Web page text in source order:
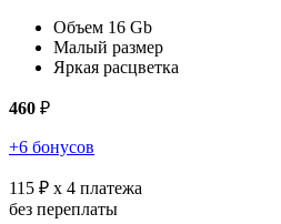
Объем 16 Gb
Малый размер
Яркая расцветка
460 ₽
+6 бонусов
115 ₽ x 4 платежа
без переплаты